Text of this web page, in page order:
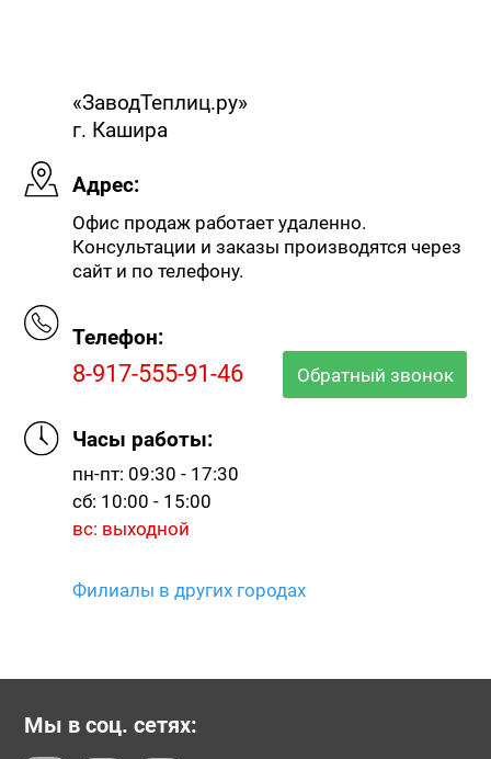
«ЗаводТеплиц.ру»
г. Кашира
Адрес:
Офис продаж работает удаленно.
Консультации и заказы производятся через
сайт и по телефону.
Телефон:
8-917-555-91-46 Обратный звонок
Часы работы:
пн-пт: 09:30 - 17:30
сб: 10:00 - 15:00
вс: выходной
Филиалы в других городах
Мы в соц. сетях: